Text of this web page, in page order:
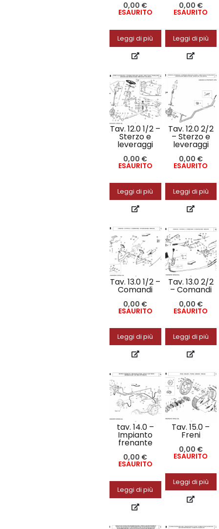
0,00 €
ESAURITO
Leggi di più
0,00 €
ESAURITO
Leggi di più
Tav. 12.0 1/2 –
Sterzo e
leveraggi
0,00 €
ESAURITO
Leggi di più
Tav. 12.0 2/2
– Sterzo e
leveraggi
0,00 €
ESAURITO
Leggi di più
Tav. 13.0 1/2 –
Comandi
0,00 €
ESAURITO
Leggi di più
Tav. 13.0 2/2
– Comandi
0,00 €
ESAURITO
Leggi di più
tav. 14.0 –
Impianto
frenante
0,00 €
ESAURITO
Leggi di più
Tav. 15.0 –
Freni
0,00 €
ESAURITO
Leggi di più